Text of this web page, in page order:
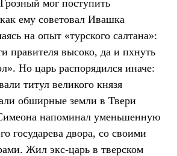
мог поступить
ему советовал Ивашка
на опыт «турского салтана»:
правителя высоко, да и пхнуть
Но царь распорядился иначе:
титул великого князя
обширные земли в Твери
напоминал уменьшенную
государева двора, со своими
Жил экс-царь в тверском